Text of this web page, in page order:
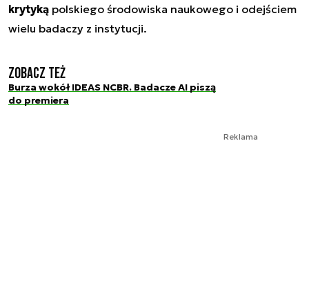
krytyką polskiego środowiska naukowego i odejściem
wielu badaczy z instytucji.
Zobacz też
Burza wokół IDEAS NCBR. Badacze AI piszą
do premiera
Reklama